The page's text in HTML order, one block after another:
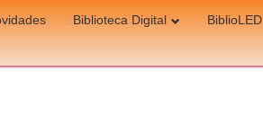
Biblioteca Digital BiblioLED